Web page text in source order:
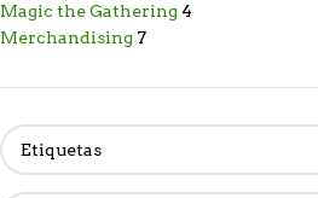
Magic the Gathering 4
Merchandising 7